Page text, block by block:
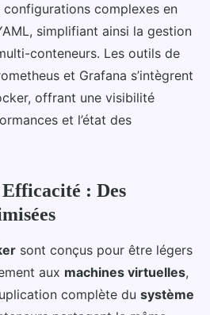
complexes en
simplifiant ainsi la gestion
conteneurs. Les outils de
et Grafana s’intègrent
offrant une visibilité
et l’état des
: Des
sont conçus pour être légers
aux machines virtuelles,
complète du système